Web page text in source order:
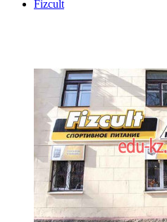
Fizcult